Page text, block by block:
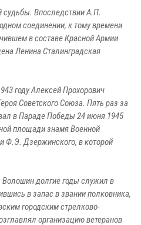
судьбы. Впоследствии А.П.
соединении, к тому времени
в составе Красной Армии
Ленина Сталинградская
году Алексей Прохорович
Советского Союза. Пять раз за
в Параде Победы 24 июня 1945
площади знамя Военной
Ф.Э. Дзержинского, в которой
долгие годы служил в
в запас в звании полковника,
городским стрелково-
организацию ветеранов